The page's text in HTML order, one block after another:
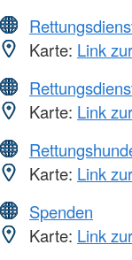
Karte: Link
Karte: Link
Karte: Link
Spenden
Karte: Link